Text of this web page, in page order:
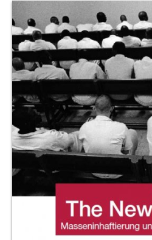
Produktvorschau